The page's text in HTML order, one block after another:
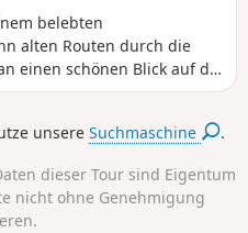
belebten
alten Routen durch die
einen schönen Blick auf die
unterwegs den Windpark.
unsereSuchmaschine .
dieser Tour sind Eigentum
nicht ohne Genehmigung